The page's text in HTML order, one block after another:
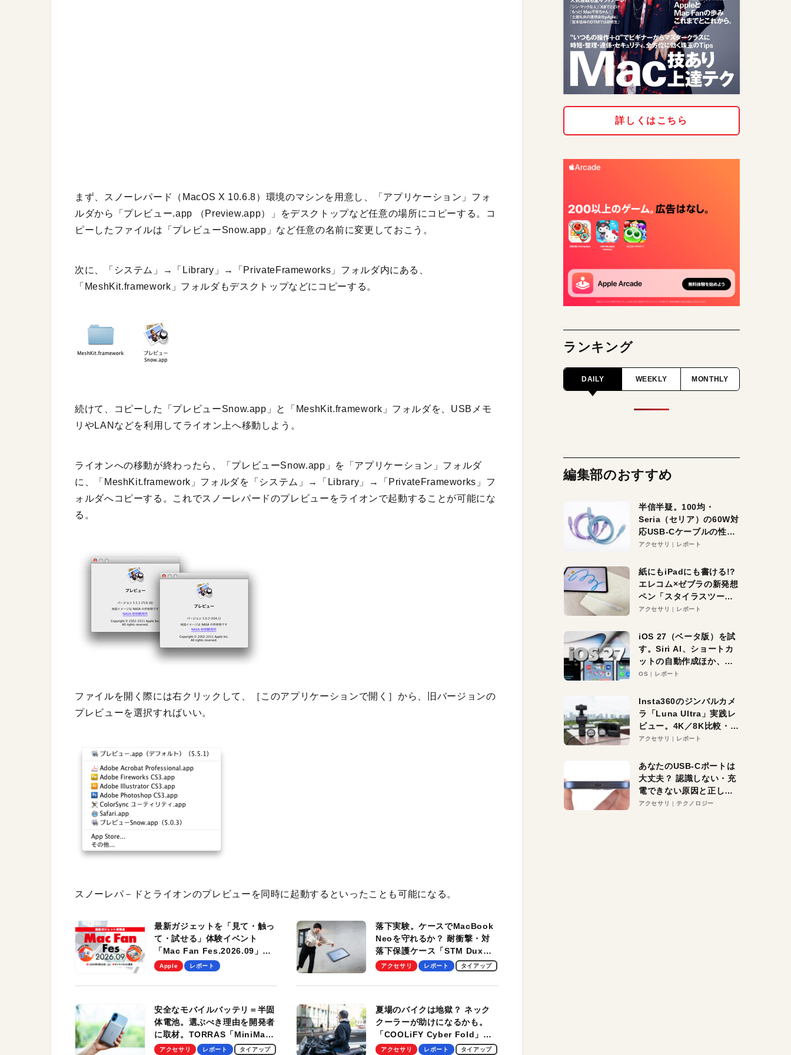
まず、スノーレパード（MacOS X 10.6.8）環境のマシンを用意し、「アプリケーション」フォ
ルダから「プレビュー.app （Preview.app）」をデスクトップなど任意の場所にコピーする。コ
ピーしたファイルは「プレビューSnow.app」など任意の名前に変更しておこう。
次に、「システム」→「Library」→「PrivateFrameworks」フォルダ内にある、
「MeshKit.framework」フォルダもデスクトップなどにコピーする。
続けて、コピーした「プレビューSnow.app」と「MeshKit.framework」フォルダを、USBメモ
リやLANなどを利用してライオン上へ移動しよう。
ライオンへの移動が終わったら、「プレビューSnow.app」を「アプリケーション」フォルダ
に、「MeshKit.framework」フォルダを「システム」→「Library」→「PrivateFrameworks」フ
ォルダへコピーする。これでスノーレパードのプレビューをライオンで起動することが可能にな
る。
ファイルを開く際には右クリックして、［このアプリケーションで開く］から、旧バージョンの
プレビューを選択すればいい。
スノーレパ－ドとライオンのプレビューを同時に起動するといったことも可能になる。
最新ガジェットを「見て・触っ
て・試せる」体験イベント
「Mac Fan Fes.2026.09」
を、9月26日（土）に開催しま
Apple レポート
落下実験。ケースでMacBook
Neoを守れるか？ 耐衝撃・対
落下保護ケース「STM Dux
Ultra」を検証。学生、ビジネ
適！
アクセサリ レポート タイアップ
安全なモバイルバッテリ＝半固
体電池。選ぶべき理由を開発者
に取材。TORRAS「MiniMag
Pro」の実機レビューも
アクセサリ レポート タイアップ
夏場のバイクは地獄？ ネック
クーラーが助けになるかも。
「COOLiFY Cyber Fold」レ
ビュー。冷却の速さ、密着する
アクセサリ レポート タイアップ
詳しくはこちら
ランキング
DAILY WEEKLY MONTHLY
編集部のおすすめ
半信半疑。100均・
Seria（セリア）の60W対
応USB-Cケーブルの性能
を検証。超コスパの1本を
アクセサリ レポート
紙にもiPadにも書ける!?
エレコム×ゼブラの新発想
ペン「スタイラスツーウ
ェイ」レビュー。持ち替
アクセサリ レポート
iOS 27（ベータ版）を試
す。Siri AI、ショートカ
ットの自動作成ほか、期
待大の便利機能5選。
る未来はすぐそこ！
OS レポート
Insta360のジンバルカメ
ラ「Luna Ultra」実践レ
ビュー。4K／8K比較・ズ
ーム・夜間撮影をチェッ
アクセサリ レポート
あなたのUSB-Cポートは
大丈夫？ 認識しない・充
電できない原因と正しい
対策
アクセサリ テクノロジー